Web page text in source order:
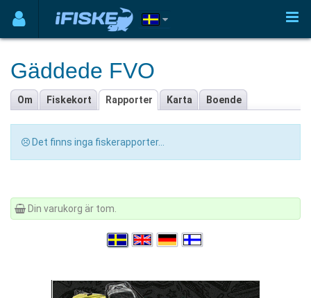
Gäddede FVO
Om Fiskekort Rapporter Karta Boende
Det finns inga fiskerapporter...
Din varukorg är tom.